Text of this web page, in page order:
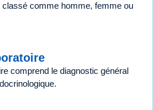
classé comme homme, femme ou
comprend le diagnostic général